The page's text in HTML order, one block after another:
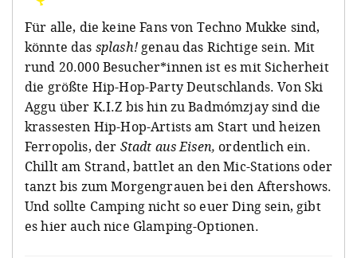
Für alle, die keine Fans von Techno Mukke sind,
könnte das splash!genau das Richtige sein. Mit
rund 20.000 Besucher*innen ist es mit Sicherheit
die größte Hip-Hop-Party Deutschlands. Von Ski
Aggu über K.I.Z bis hin zu Badmómzjay sind die
krassesten Hip-Hop-Artists am Start und heizen
Ferropolis, der Stadt aus Eisen, ordentlich ein.
Chillt am Strand, battlet an den Mic-Stations oder
tanzt bis zum Morgengrauen bei den Aftershows.
Und sollte Camping nicht so euer Ding sein, gibt
es hier auch nice Glamping-Optionen.